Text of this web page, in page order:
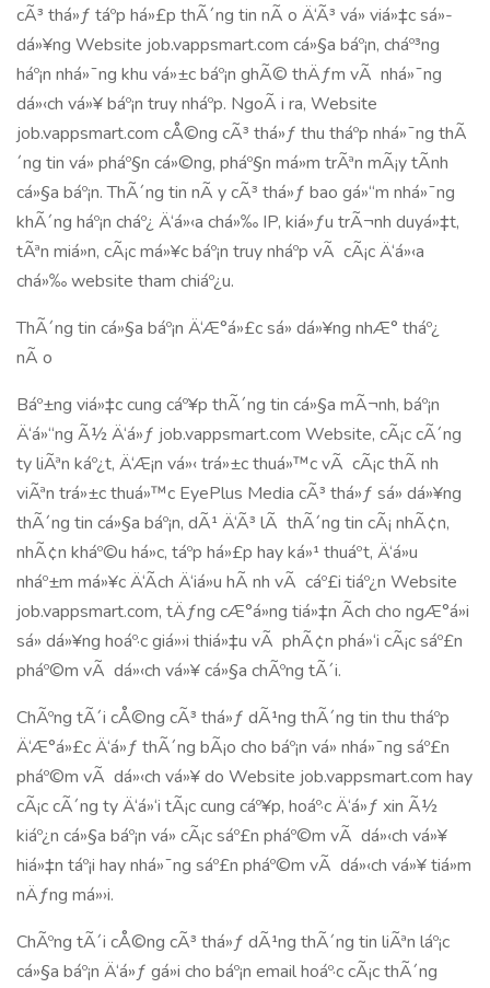
cÃ³ thá»ƒ táº­p há»£p thÃ´ng tin nÃ o Ä‘Ã³ vá» viá»‡c sá»­
dá»¥ng Website job.vappsmart.com cá»§a báº¡n, cháº³ng
háº¡n nhá»¯ng khu vá»±c báº¡n ghÃ© thÄƒm vÃ nhá»¯ng
dá»‹ch vá»¥ báº¡n truy nháº­p. NgoÃ i ra, Website
job.vappsmart.com cÅ©ng cÃ³ thá»ƒ thu tháº­p nhá»¯ng thÃ
´ng tin vá» pháº§n cá»©ng, pháº§n má»m trÃªn mÃ¡y tÃ­nh
cá»§a báº¡n. ThÃ´ng tin nÃ y cÃ³ thá»ƒ bao gá»“m nhá»¯ng
khÃ´ng háº¡n cháº¿ Ä‘á»‹a chá»‰ IP, kiá»ƒu trÃ¬nh duyá»‡t,
tÃªn miá»n, cÃ¡c má»¥c báº¡n truy nháº­p vÃ cÃ¡c Ä‘á»‹a
chá»‰ website tham chiáº¿u.
ThÃ´ng tin cá»§a báº¡n Ä‘Æ°á»£c sá»­ dá»¥ng nhÆ° tháº¿
nÃ o
Báº±ng viá»‡c cung cáº¥p thÃ´ng tin cá»§a mÃ¬nh, báº¡n
Ä‘á»“ng Ã½ Ä‘á»ƒ job.vappsmart.com Website, cÃ¡c cÃ´ng
ty liÃªn káº¿t, Ä‘Æ¡n vá»‹ trá»±c thuá»™c vÃ cÃ¡c thÃ nh
viÃªn trá»±c thuá»™c EyePlus Media cÃ³ thá»ƒ sá»­ dá»¥ng
thÃ´ng tin cá»§a báº¡n, dÃ¹ Ä‘Ã³ lÃ thÃ´ng tin cÃ¡ nhÃ¢n,
nhÃ¢n kháº©u há»c, táº­p há»£p hay ká»¹ thuáº­t, Ä‘á»u
nháº±m má»¥c Ä‘Ã­ch Ä‘iá»u hÃ nh vÃ cáº£i tiáº¿n Website
job.vappsmart.com, tÄƒng cÆ°á»ng tiá»‡n Ã­ch cho ngÆ°á»i
sá»­ dá»¥ng hoáº·c giá»›i thiá»‡u vÃ phÃ¢n phá»‘i cÃ¡c sáº£n
pháº©m vÃ dá»‹ch vá»¥ cá»§a chÃºng tÃ´i.
ChÃºng tÃ´i cÅ©ng cÃ³ thá»ƒ dÃ¹ng thÃ´ng tin thu tháº­p
Ä‘Æ°á»£c Ä‘á»ƒ thÃ´ng bÃ¡o cho báº¡n vá» nhá»¯ng sáº£n
pháº©m vÃ dá»‹ch vá»¥ do Website job.vappsmart.com hay
cÃ¡c cÃ´ng ty Ä‘á»‘i tÃ¡c cung cáº¥p, hoáº·c Ä‘á»ƒ xin Ã½
kiáº¿n cá»§a báº¡n vá» cÃ¡c sáº£n pháº©m vÃ dá»‹ch vá»¥
hiá»‡n táº¡i hay nhá»¯ng sáº£n pháº©m vÃ dá»‹ch vá»¥ tiá»m
nÄƒng má»›i.
ChÃºng tÃ´i cÅ©ng cÃ³ thá»ƒ dÃ¹ng thÃ´ng tin liÃªn láº¡c
cá»§a báº¡n Ä‘á»ƒ gá»­i cho báº¡n email hoáº·c cÃ¡c thÃ´ng